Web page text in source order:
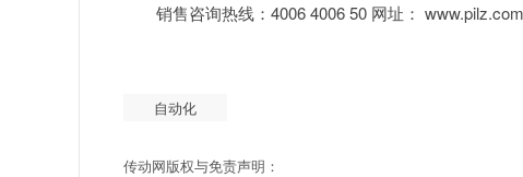
销售咨询热线：4006 4006 50 网址：
自动化
传动网版权与免责声明：